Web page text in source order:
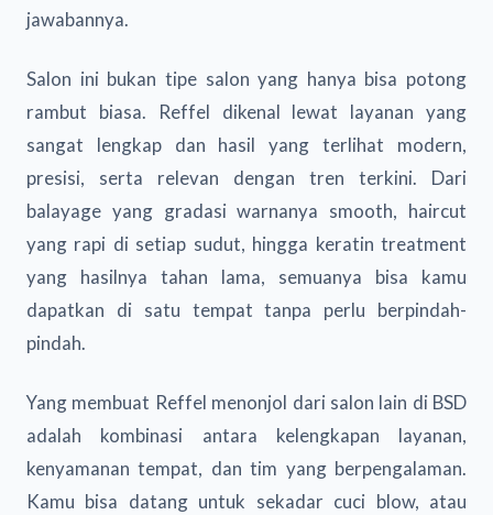
jawabannya.
Salon ini bukan tipe salon yang hanya bisa potong
rambut biasa. Reffel dikenal lewat layanan yang
sangat lengkap dan hasil yang terlihat modern,
presisi, serta relevan dengan tren terkini. Dari
balayage yang gradasi warnanya smooth, haircut
yang rapi di setiap sudut, hingga keratin treatment
yang hasilnya tahan lama, semuanya bisa kamu
dapatkan di satu tempat tanpa perlu berpindah-
pindah.
Yang membuat Reffel menonjol dari salon lain di BSD
adalah kombinasi antara kelengkapan layanan,
kenyamanan tempat, dan tim yang berpengalaman.
Kamu bisa datang untuk sekadar cuci blow, atau